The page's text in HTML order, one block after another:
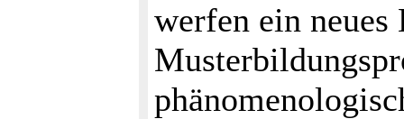
werfen ein